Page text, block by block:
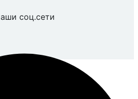
соц.сети